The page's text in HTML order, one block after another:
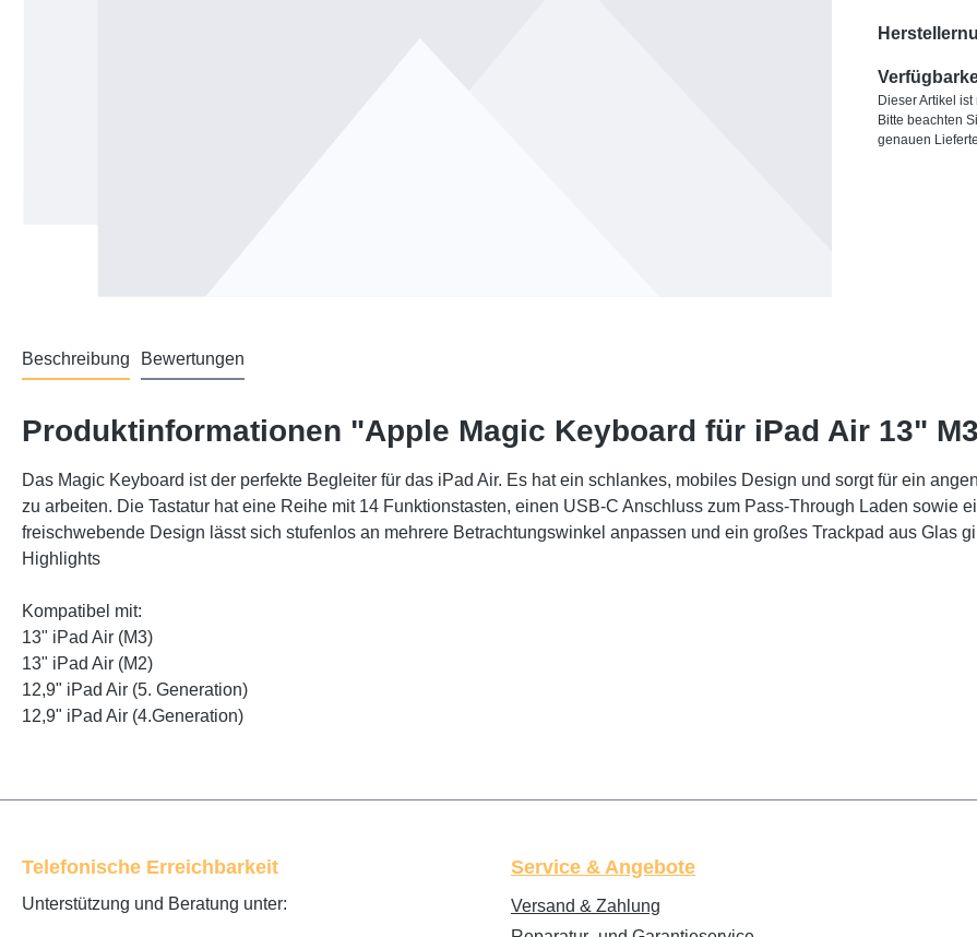
Dieser Artikel
Bitte beachten
genauen
Beschreibung Bewertungen
Produktinformationen "Apple Magic Keyboard für iPad Air 13"
Das Magic Keyboard ist der perfekte Begleiter für das iPad Air. Es hat ein schlankes, mobiles Design und sorgt für ein
zu arbeiten. Die Tastatur hat eine Reihe mit 14 Funktions­tasten, einen USB‑C Anschluss zum Pass‑Through Laden sowie
frei­schwebende Design lässt sich stufenlos an mehrere Betrachtungs­winkel anpassen und ein großes Trackpad aus Glas
Highlights
Kompatibel mit:
13" iPad Air (M3)
13" iPad Air (M2)
12,9" iPad Air (5. Generation)
12,9" iPad Air (4.Generation)
Telefonische Erreichbarkeit
Unterstützung und Beratung unter:
Service & Angebote
Versand & Zahlung